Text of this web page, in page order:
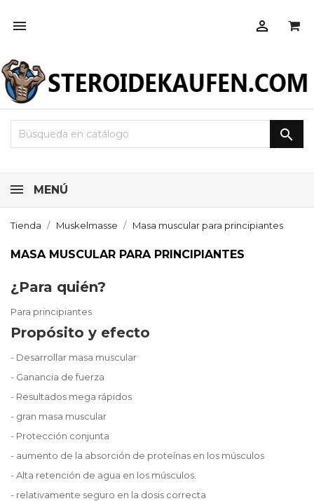
 

MENÚ
Tienda Muskelmasse Masa muscular para principiantes
MASA MUSCULAR PARA PRINCIPIANTES
¿Para quién?
Para principiantes
Propósito y efecto
- Desarrollar masa muscular
- Ganancia de fuerza
- Resultados mega rápidos
- gran masa muscular
- Protección conjunta
- aumento de la absorción de proteínas en los músculos
- Alta retención de agua en los músculos.
- relativamente seguro en la dosis correcta